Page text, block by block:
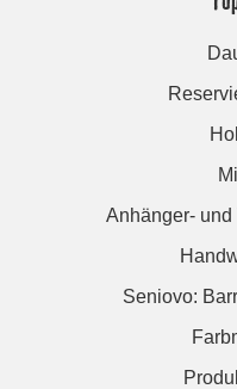
Anhänger- und
Seniovo: